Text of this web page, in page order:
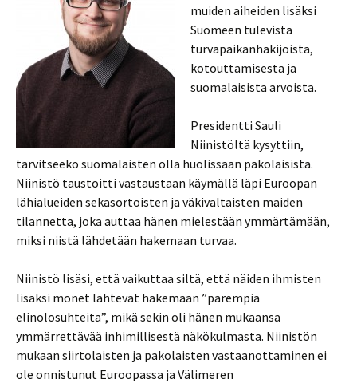
muiden aiheiden lisäksi
Suomeen tulevista
turvapaikanhakijoista,
kotouttamisesta ja
suomalaisista arvoista.
Presidentti Sauli
Niinistöltä kysyttiin,
tarvitseeko suomalaisten olla huolissaan pakolaisista.
Niinistö taustoitti vastaustaan käymällä läpi Euroopan
lähialueiden sekasortoisten ja väkivaltaisten maiden
tilannetta, joka auttaa hänen mielestään ymmärtämään,
miksi niistä lähdetään hakemaan turvaa.
Niinistö lisäsi, että vaikuttaa siltä, että näiden ihmisten
lisäksi monet lähtevät hakemaan ”parempia
elinolosuhteita”, mikä sekin oli hänen mukaansa
ymmärrettävää inhimillisestä näkökulmasta. Niinistön
mukaan siirtolaisten ja pakolaisten vastaanottaminen ei
ole onnistunut Euroopassa ja Välimeren